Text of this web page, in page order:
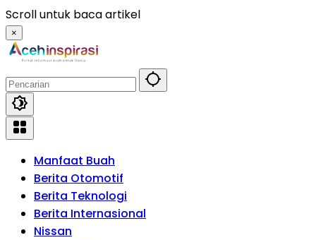
Langsung
ke
konten
Scroll untuk baca artikel
×
Manfaat Buah
Berita Otomotif
Berita Teknologi
Berita Internasional
Nissan